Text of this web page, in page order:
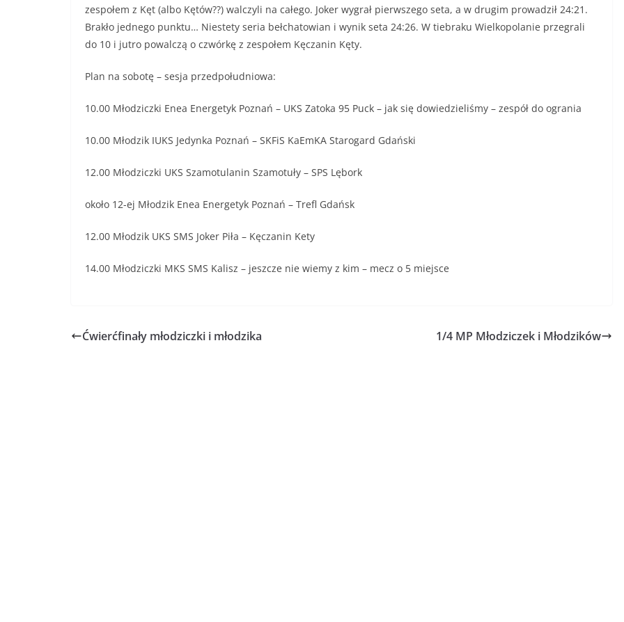
zespołem z Kęt (albo Kętów??) walczyli na całego. Joker wygrał pierwszego seta, a w drugim prowadził 24:21.
Brakło jednego punktu… Niestety seria bełchatowian i wynik seta 24:26. W tiebraku Wielkopolanie przegrali
do 10 i jutro powalczą o czwórkę z zespołem Kęczanin Kęty.
Plan na sobotę – sesja przedpołudniowa:
10.00 Młodziczki Enea Energetyk Poznań – UKS Zatoka 95 Puck – jak się dowiedzieliśmy – zespół do ogrania
10.00 Młodzik IUKS Jedynka Poznań – SKFiS KaEmKA Starogard Gdański
12.00 Młodziczki UKS Szamotulanin Szamotuły – SPS Lębork
około 12-ej Młodzik Enea Energetyk Poznań – Trefl Gdańsk
12.00 Młodzik UKS SMS Joker Piła – Kęczanin Kety
14.00 Młodziczki MKS SMS Kalisz – jeszcze nie wiemy z kim – mecz o 5 miejsce
Ćwierćfinały młodziczki i młodzika 1/4 MP Młodziczek i Młodzików